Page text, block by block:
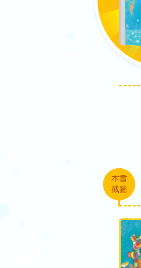
本書
截圖